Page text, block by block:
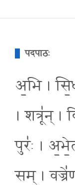
पदपाठः
अ॒भि ।
। शत्रू॑न् ।
पुरः॑ ।
सम् ।